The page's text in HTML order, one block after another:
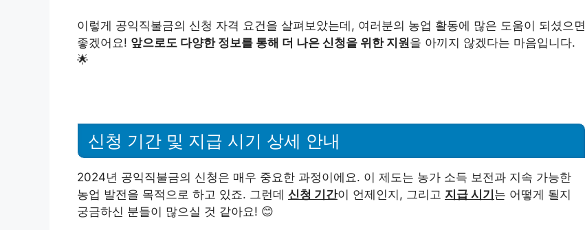
이렇게 공익직불금의 신청 자격 요건을 살펴보았는데, 여러분의 농업 활동에 많은 도움이 되셨으면
좋겠어요! 앞으로도 다양한 정보를 통해 더 나은 신청을 위한 지원을 아끼지 않겠다는 마음입니다.
🌟
신청 기간 및 지급 시기 상세 안내
2024년 공익직불금의 신청은 매우 중요한 과정이에요. 이 제도는 농가 소득 보전과 지속 가능한
농업 발전을 목적으로 하고 있죠. 그런데 신청 기간이 언제인지, 그리고 지급 시기 는 어떻게 될지
궁금하신 분들이 많으실 것 같아요! 😊